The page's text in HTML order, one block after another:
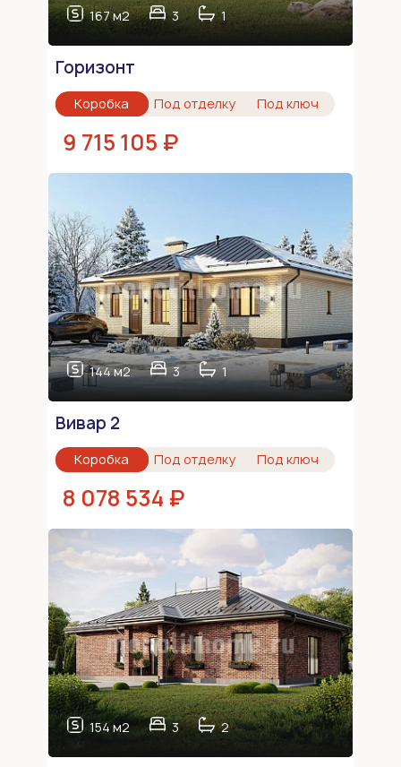
167 м2 3 1
Горизонт
Коробка Под отделку Под ключ
9 715 105 ₽
144 м2 3 1
Вивар 2
Коробка Под отделку Под ключ
8 078 534 ₽
154 м2 3 2